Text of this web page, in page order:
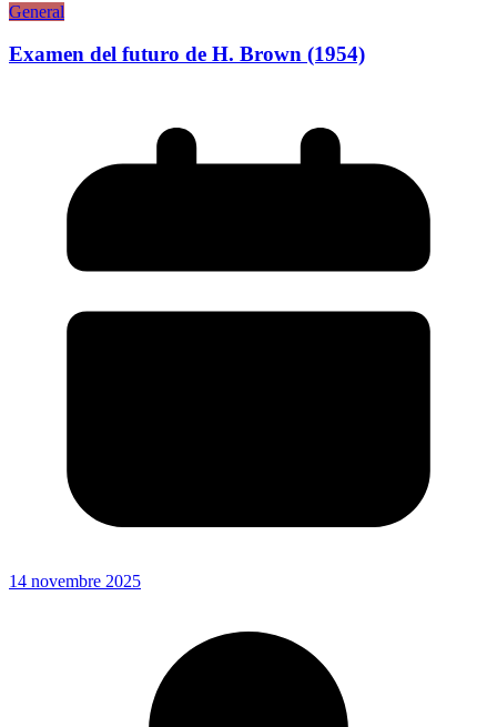
General
Examen del futuro de H. Brown (1954)
14 novembre 2025